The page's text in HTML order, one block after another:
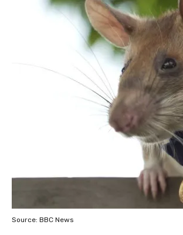
Source: BBC News